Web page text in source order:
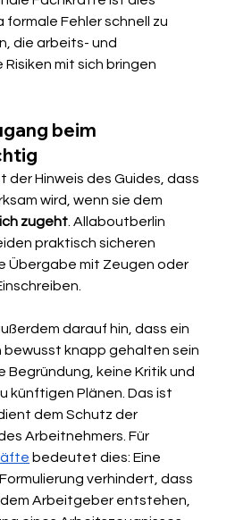
Fehler schnell zu
die arbeits- und
mit sich bringen
beim
der Hinweis des Guides, dass
wird, wenn sie dem
zugeht. Allaboutberlin
praktisch sicheren
Übergabe mit Zeugen oder
darauf hin, dass ein
bewusst knapp gehalten sein
Begründung, keine Kritik und
künftigen Plänen. Das ist
dem Schutz der
Arbeitnehmers. Für
bedeutet dies: Eine
verhindert, dass
Arbeitgeber entstehen,